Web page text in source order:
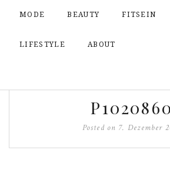
MODE BEAUTY FITSEIN
LIFESTYLE ABOUT
P1020860
Posted on 7. Dezember